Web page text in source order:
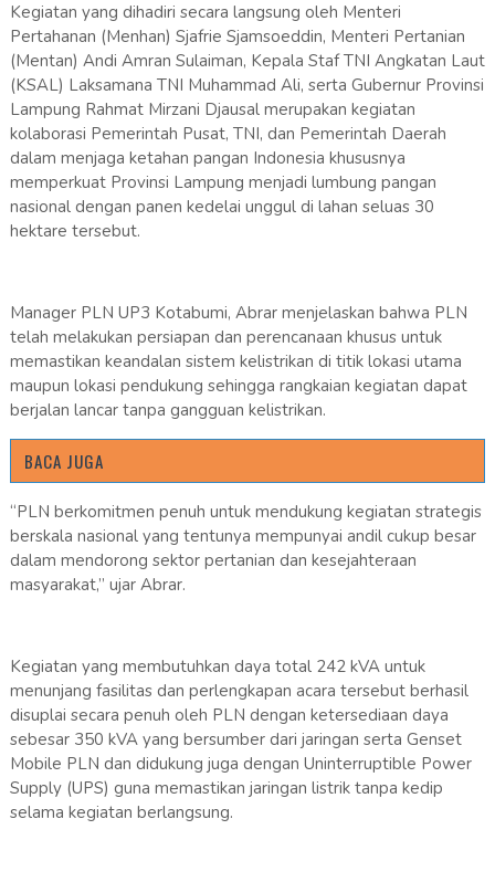
Kegiatan yang dihadiri secara langsung oleh Menteri
Pertahanan (Menhan) Sjafrie Sjamsoeddin, Menteri Pertanian
(Mentan) Andi Amran Sulaiman, Kepala Staf TNI Angkatan Laut
(KSAL) Laksamana TNI Muhammad Ali, serta Gubernur Provinsi
Lampung Rahmat Mirzani Djausal merupakan kegiatan
kolaborasi Pemerintah Pusat, TNI, dan Pemerintah Daerah
dalam menjaga ketahan pangan Indonesia khususnya
memperkuat Provinsi Lampung menjadi lumbung pangan
nasional dengan panen kedelai unggul di lahan seluas 30
hektare tersebut.
Manager PLN UP3 Kotabumi, Abrar menjelaskan bahwa PLN
telah melakukan persiapan dan perencanaan khusus untuk
memastikan keandalan sistem kelistrikan di titik lokasi utama
maupun lokasi pendukung sehingga rangkaian kegiatan dapat
berjalan lancar tanpa gangguan kelistrikan.
BACA JUGA
“PLN berkomitmen penuh untuk mendukung kegiatan strategis
berskala nasional yang tentunya mempunyai andil cukup besar
dalam mendorong sektor pertanian dan kesejahteraan
masyarakat,” ujar Abrar.
Kegiatan yang membutuhkan daya total 242 kVA untuk
menunjang fasilitas dan perlengkapan acara tersebut berhasil
disuplai secara penuh oleh PLN dengan ketersediaan daya
sebesar 350 kVA yang bersumber dari jaringan serta Genset
Mobile PLN dan didukung juga dengan Uninterruptible Power
Supply (UPS) guna memastikan jaringan listrik tanpa kedip
selama kegiatan berlangsung.